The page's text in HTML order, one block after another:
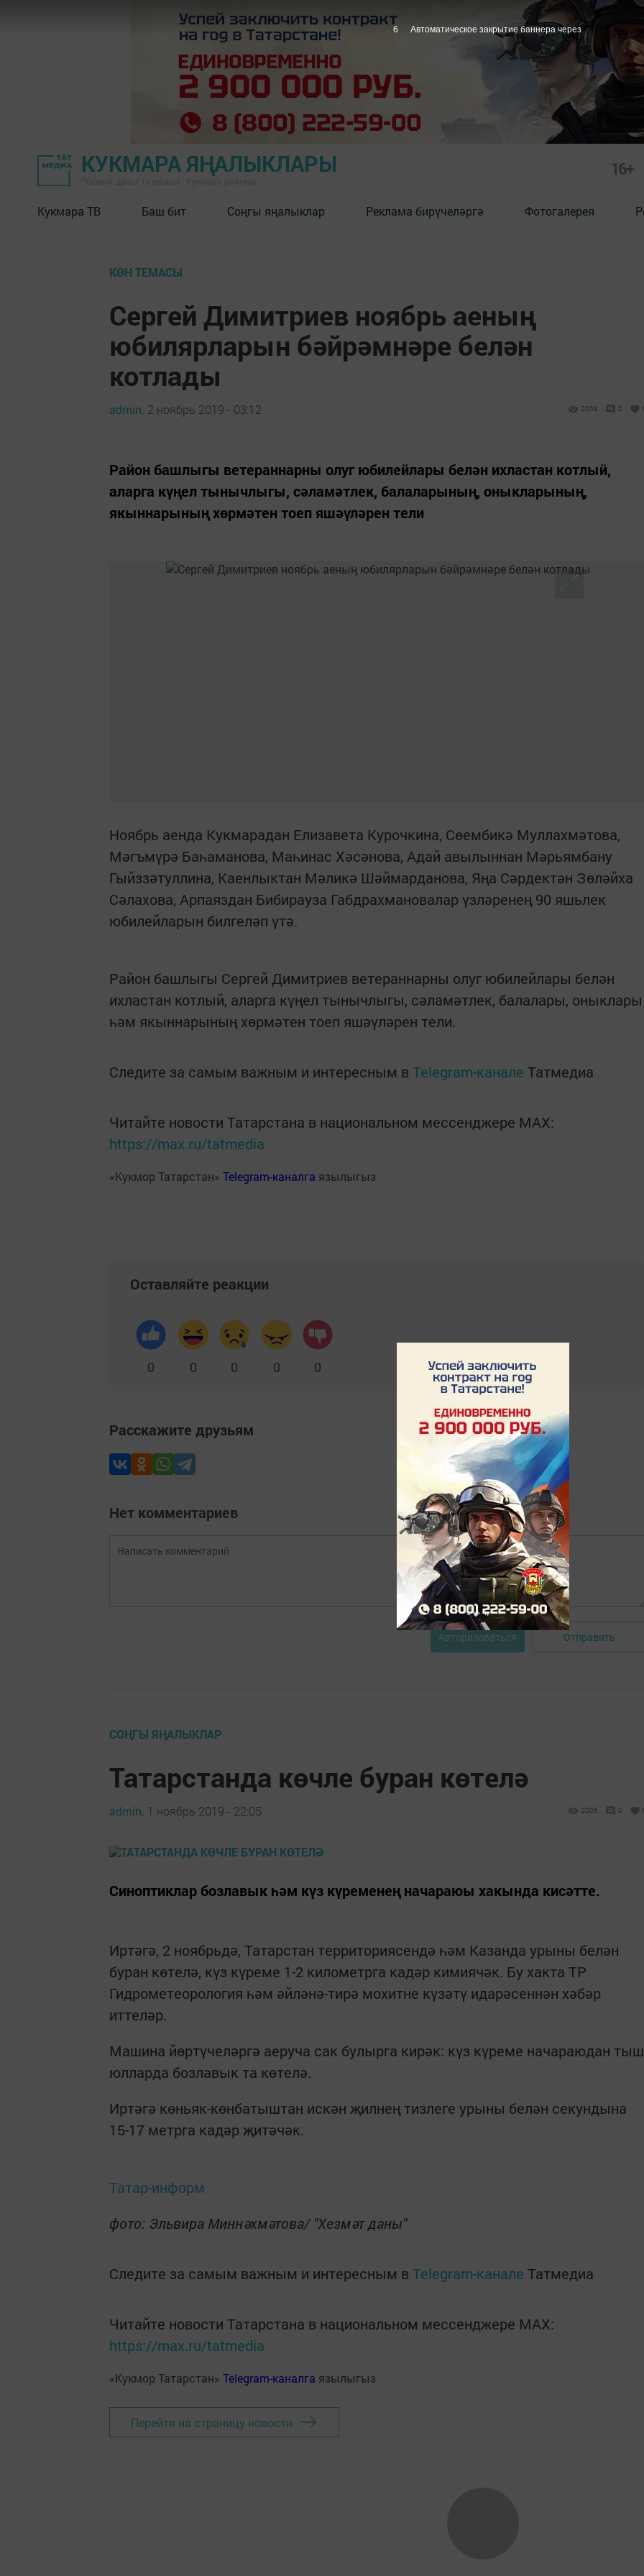
КУКМАРА ЯҢАЛЫКЛАРЫ 16+
Кукмара ТВ Баш бит Соңгы яңалыклар Реклама бирүчеләргә Фотогалерея
КӨН ТЕМАСЫ
Сергей Димитриев ноябрь аеның
юбилярларын бәйрәмнәре белән
котлады
admin, 2 ноябрь 2019 - 03:12 2009 0
Район башлыгы ветераннарны олуг юбилейлары белән ихластан котлый,
аларга күңел тынычлыгы, сәламәтлек, балаларының, оныкларының,
якыннарының хөрмәтен тоеп яшәүләрен тели
Ноябрь аенда Кукмарадан Елизавета Курочкина, Сөембикә Муллахмәтова,
Мәгъмүрә Баһаманова, Маһинас Хәсәнова, Адай авылыннан Мәрьямбану
Гыйззәтуллина, Каенлыктан Мәликә Шәймарданова, Яңа Сәрдектән Зөләйха
Сәлахова, Арпаяздан Бибирауза Габдрахмановалар үзләренең 90 яшьлек
юбилейларын билгеләп үтә.
Район башлыгы Сергей Димитриев ветераннарны олуг юбилейлары белән
ихластан котлый, аларга күңел тынычлыгы, сәламәтлек, балалары, оныклары
һәм якыннарының хөрмәтен тоеп яшәүләрен тели.
Следите за самым важным и интересным в Telegram-канале Татмедиа
Читайте новости Татарстана в национальном мессенджере MАХ:
https://max.ru/tatmedia
«Кукмор Татарстан» Telegram-каналга язылыгыз
Оставляйте реакции
0 0 0 0 0
Расскажите друзьям
Нет комментариев
Авторизоваться Отправить
СОҢГЫ ЯҢАЛЫКЛАР
Татарстанда көчле буран көтелә
admin, 1 ноябрь 2019 - 22:05 2005 0
Синоптиклар бозлавык һәм күз күременең начараюы хакында кисәтте.
Иртәгә, 2 ноябрьдә, Татарстан территориясендә һәм Казанда урыны белән
буран көтелә, күз күреме 1-2 километрга кадәр кимиячәк. Бу хакта ТР
Гидрометеорология һәм әйләнә-тирә мохитне күзәтү идарәсеннән хәбәр
иттеләр.
Машина йөртүчеләргә аеруча сак булырга кирәк: күз күреме начараюдан
юлларда бозлавык та көтелә.
Иртәгә көньяк-көнбатыштан искән җилнең тизлеге урыны белән секундына
15-17 метрга кадәр җитәчәк.
Татар-информ
фото: Эльвира Миннәхмәтова/ "Хезмәт даны"
Следите за самым важным и интересным в Telegram-канале Татмедиа
Читайте новости Татарстана в национальном мессенджере MАХ:
https://max.ru/tatmedia
«Кукмор Татарстан» Telegram-каналга язылыгыз
Перейти на страницу новости
5 Автоматическое закрытие баннера через